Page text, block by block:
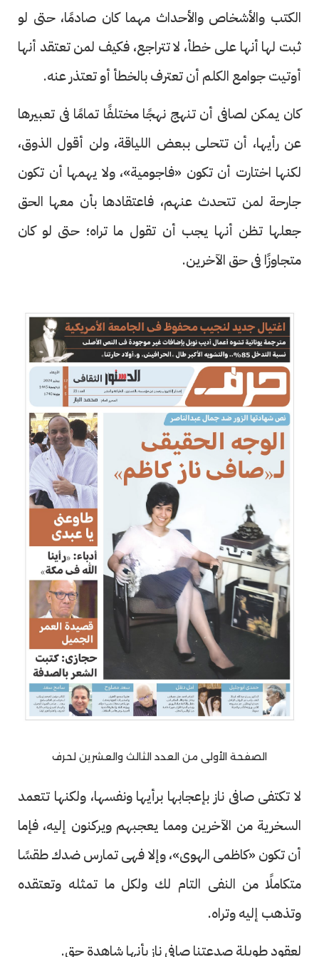
الكتب والأشخاص والأحداث مهما كان صادمًا، حتى لو
ثبت لها أنها على خطأ، لا تتراجع، فكيف لمن تعتقد أنها
أوتيت جوامع الكلم أن تعترف بالخطأ أو تعتذر عنه.
كان يمكن لصافى أن تنهج نهجًا مختلفًا تمامًا فى تعبيرها
عن رأيها، أن تتحلى ببعض اللياقة، ولن أقول الذوق،
لكنها اختارت أن تكون «فاجومية»، ولا يهمها أن تكون
جارحة لمن تتحدث عنهم، فاعتقادها بأن معها الحق
جعلها تظن أنها يجب أن تقول ما تراه؛ حتى لو كان
متجاوزًا فى حق الآخرين.
الصفحة الأولى من العدد الثالث والعشرين لحرف
لا تكتفى صافى ناز بإعجابها برأيها ونفسها، ولكنها تتعمد
السخرية من الآخرين ومما يعجبهم ويركنون إليه، فإما
أن تكون «كاظمى الهوى»، وإلا فهى تمارس ضدك طقسًا
متكاملًا من النفى التام لك ولكل ما تمثله وتعتقده
وتذهب إليه وتراه.
لعقود طويلة صدعتنا صافى ناز بأنها شاهدة حق.